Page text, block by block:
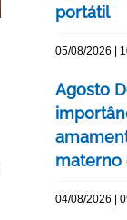
portátil
05/08/2026 |
Agosto
materno
04/08/2026 |